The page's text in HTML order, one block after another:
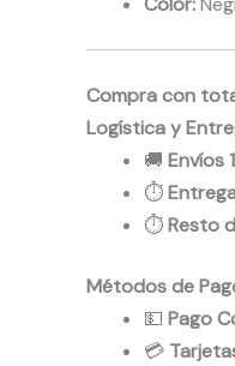
Compra con
Logística y
🚚 Envíos
⏱️
⏱️Resto
Métodos de
💵 Pago
💳